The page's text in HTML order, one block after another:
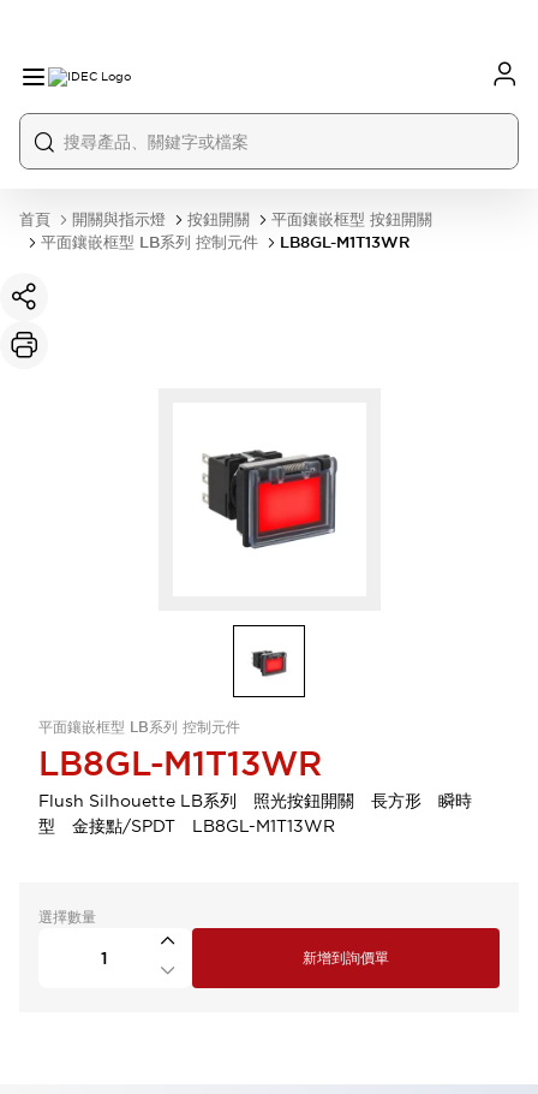
首頁 開關與指示燈 按鈕開關
平面鑲嵌框型 按鈕開關
平面鑲嵌框型 LB系列 控制元件
LB8GL-M1T13WR
平面鑲嵌框型 LB系列 控制元件
LB8GL-M1T13WR
Flush Silhouette LB系列 照光按鈕開關 長方形 瞬時
型 金接點/SPDT LB8GL-M1T13WR
選擇數量
新增到詢價單